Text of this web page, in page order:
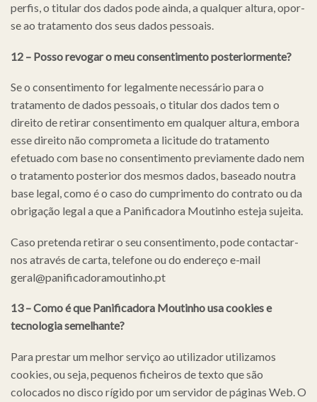
perfis, o titular dos dados pode ainda, a qualquer altura, opor-
se ao tratamento dos seus dados pessoais.
12 – Posso revogar o meu consentimento posteriormente?
Se o consentimento for legalmente necessário para o
tratamento de dados pessoais, o titular dos dados tem o
direito de retirar consentimento em qualquer altura, embora
esse direito não comprometa a licitude do tratamento
efetuado com base no consentimento previamente dado nem
o tratamento posterior dos mesmos dados, baseado noutra
base legal, como é o caso do cumprimento do contrato ou da
obrigação legal a que a Panificadora Moutinho esteja sujeita.
Caso pretenda retirar o seu consentimento, pode contactar-
nos através de carta, telefone ou do endereço e-mail
geral@panificadoramoutinho.pt
13 – Como é quePanificadora Moutinhousa cookies e
tecnologia semelhante?
Para prestar um melhor serviço ao utilizador utilizamos
cookies, ou seja, pequenos ficheiros de texto que são
colocados no disco rígido por um servidor de páginas Web. O